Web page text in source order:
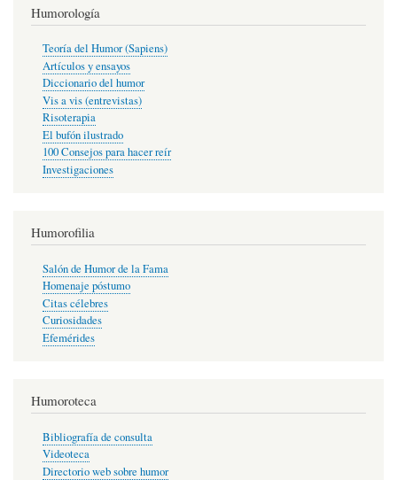
Humorología
Teoría del Humor (Sapiens)
Artículos y ensayos
Diccionario del humor
Vis a vis (entrevistas)
Risoterapia
El bufón ilustrado
100 Consejos para hacer reír
Investigaciones
Humorofilia
Salón de Humor de la Fama
Homenaje póstumo
Citas célebres
Curiosidades
Efemérides
Humoroteca
Bibliografía de consulta
Videoteca
Directorio web sobre humor